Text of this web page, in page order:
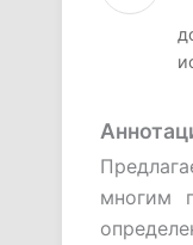
многим